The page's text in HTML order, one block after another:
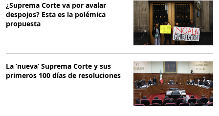
¿Suprema Corte va por avalar
despojos? Esta es la polémica
propuesta
La ‘nueva’ Suprema Corte y sus
primeros 100 días de resoluciones